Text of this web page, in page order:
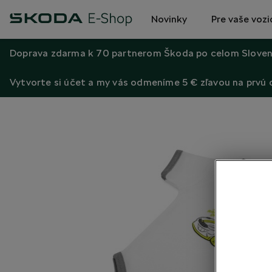
Novinky Pre vaše
Doprava zdarma k 70 partnerom Škoda po celom
Vytvorte si účet a my vás odmeníme 5 € zľavou na